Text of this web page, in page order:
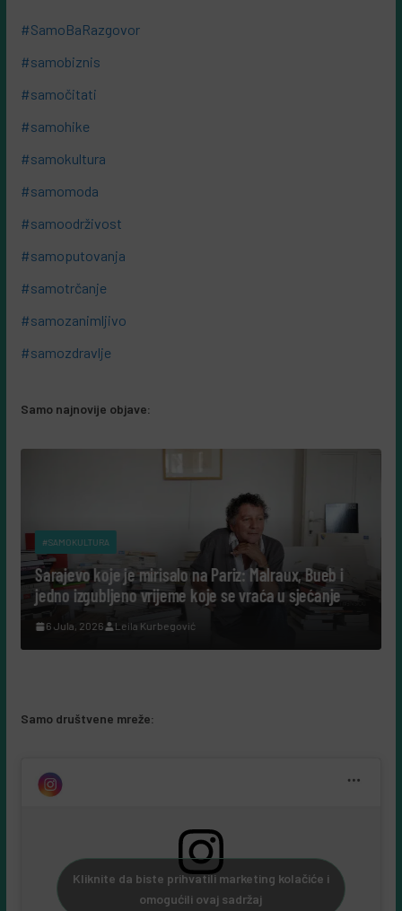
#SamoBaRazgovor
#samobiznis
#samočitati
#samohike
#samokultura
#samomoda
#samoodrživost
#samoputovanja
#samotrčanje
#samozanimljivo
#samozdravlje
Samo najnovije objave:
#SAMOKULTURA
Sarajevo koje je mirisalo na Pariz: Malraux, Bueb i
jedno izgubljeno vrijeme koje se vraća u sjećanje
6 Jula, 2026 Leila Kurbegović
Samo društvene mreže:
Kliknite da biste prihvatili marketing kolačiće i
omogućili ovaj sadržaj